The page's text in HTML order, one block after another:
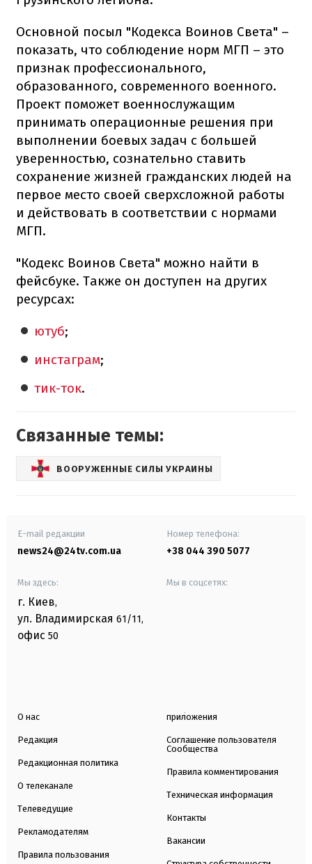
Основной посыл "Кодекса Воинов Света" –
показать, что соблюдение норм МГП – это
признак профессионального,
образованного, современного военного.
Проект поможет военнослужащим
принимать операционные решения при
выполнении боевых задач с большей
уверенностью, сознательно ставить
сохранение жизней гражданских людей на
первое место своей сверхсложной работы
и действовать в соответствии с нормами
МГП.
"Кодекс Воинов Света" можно найти в
фейсбуке. Также он доступен на других
ресурсах:
ютуб;
инстаграм;
тик-ток.
Связанные темы:
ВООРУЖЕННЫЕ СИЛЫ УКРАИНЫ
E-mail редакции
news24@24tv.com.ua
Номер телефона:
+38 044 390 5077
Мы здесь:
г. Киев,
ул. Владимирская 61/11,
офис 50
Мы в соцсетях:
О нас
Редакция
Редакционная политика
О телеканале
Телеведущие
Рекламодателям
Правила пользования
приложения
Соглашение пользователя
Сообщества
Правила комментирования
Техническая информация
Контакты
Вакансии